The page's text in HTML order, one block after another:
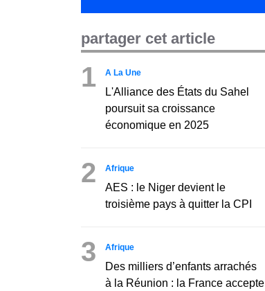
partager cet article
1 A La Une
L'Alliance des États du Sahel
poursuit sa croissance
économique en 2025
2 Afrique
AES : le Niger devient le
troisième pays à quitter la CPI
3 Afrique
Des milliers d’enfants arrachés
à la Réunion : la France accepte